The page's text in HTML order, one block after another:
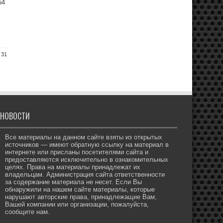
НОВОСТИ
Все материалы на данном сайте взяты из открытых
источников — имеют обратную ссылку на материал в
интернете или присланы посетителями сайта и
предоставляются исключительно в ознакомительных
целях. Права на материалы принадлежат их
владельцам. Администрация сайта ответственности
за содержание материала не несет. Если Вы
обнаружили на нашем сайте материалы, которые
нарушают авторские права, принадлежащие Вам,
Вашей компании или организации, пожалуйста,
сообщите нам.